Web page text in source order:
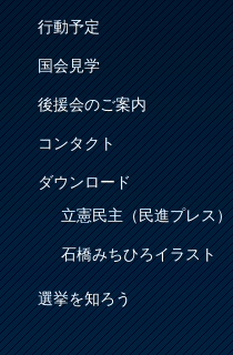
行動予定
国会見学
後援会のご案内
コンタクト
ダウンロード
立憲民主（民進プレス）
石橋みちひろイラスト
選挙を知ろう